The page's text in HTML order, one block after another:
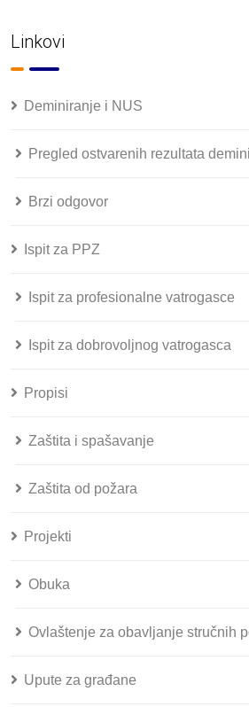
Linkovi
Deminiranje i NUS
Pregled ostvarenih rezultata
Brzi odgovor
Ispit za PPZ
Ispit za profesionalne vatrogasce
Ispit za dobrovoljnog vatrogasca
Propisi
Zaštita i spašavanje
Zaštita od požara
Projekti
Obuka
Ovlaštenje za obavljanje stručnih
Upute za građane